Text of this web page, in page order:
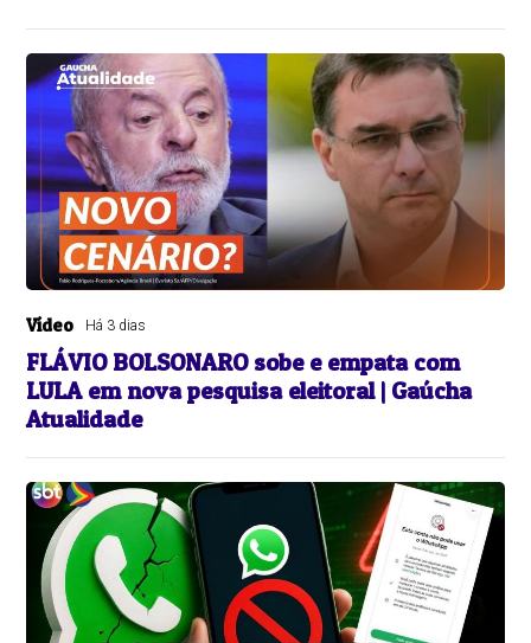
Vídeo Há 3 dias
FLÁVIO BOLSONARO sobe e empata com
LULA em nova pesquisa eleitoral | Gaúcha
Atualidade